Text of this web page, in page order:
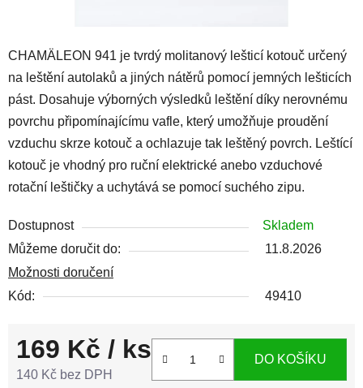
CHAMÄLEON 941 je tvrdý molitanový lešticí kotouč určený
na leštění autolaků a jiných nátěrů pomocí jemných lešticích
pást. Dosahuje výborných výsledků leštění díky nerovnému
povrchu připomínajícímu vafle, který umožňuje proudění
vzduchu skrze kotouč a ochlazuje tak leštěný povrch. Leštící
kotouč je vhodný pro ruční elektrické anebo vzduchové
rotační leštičky a uchytává se pomocí suchého zipu.
Dostupnost
Skladem
Můžeme doručit do:
11.8.2026
Možnosti doručení
Kód:
49410
169 Kč / ks
140 Kč bez DPH
DO KOŠÍKU